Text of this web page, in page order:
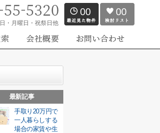
日・月曜日・祝祭日他
00 00
最新記事
手取り20万円で
一人暮らしする
場合の家賃や生